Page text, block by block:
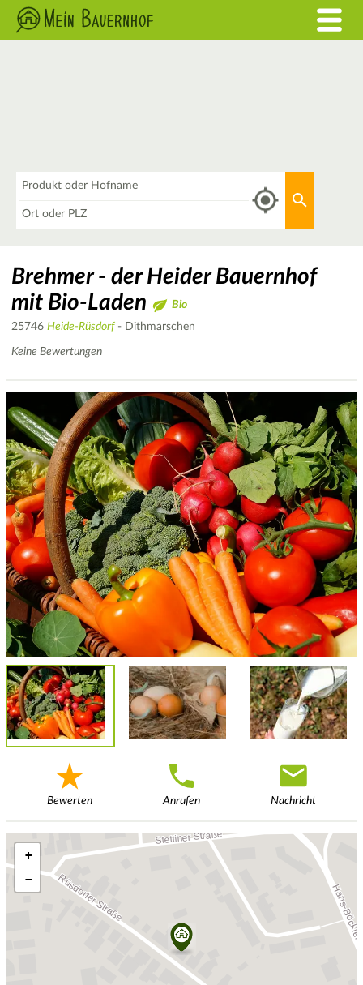
Brehmer - der Heider Bauernhof
mit Bio-Laden
Bio
25746 Heide-Rüsdorf- Dithmarschen
Keine Bewertungen
Bewerten Anrufen Nachricht
+
−